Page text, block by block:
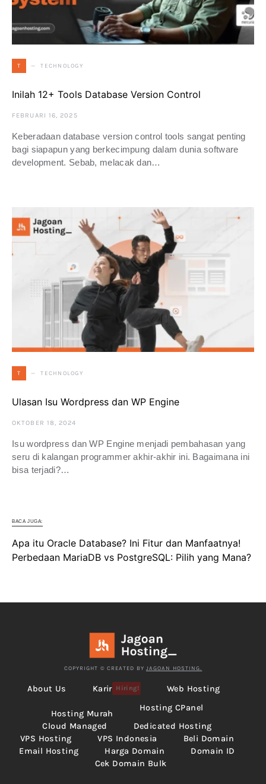
T TECHNOLOGY
Inilah 12+ Tools Database Version Control
FEBRUARI 16, 2025
Keberadaan database version control tools sangat penting
bagi siapapun yang berkecimpung dalam dunia software
development. Sebab, melacak dan…
T TECHNOLOGY
Ulasan Isu Wordpress dan WP Engine
OKTOBER 18, 2024
Isu wordpress dan WP Engine menjadi pembahasan yang
seru di kalangan programmer akhir-akhir ini. Bagaimana ini
bisa terjadi?…
BACA JUGA:
Apa itu Oracle Database? Ini Fitur dan Manfaatnya!
Perbedaan MariaDB vs PostgreSQL: Pilih yang Mana?
COPYRIGHT © CREATED BY JAGOAN HOSTING.
About Us Karir Hiring! Web Hosting
Hosting Murah
Hosting CPanel
Cloud Managed
Dedicated Hosting
VPS Hosting
VPS Indonesia
Beli Domain
Email Hosting
Harga Domain
Domain ID
Cek Domain Bulk